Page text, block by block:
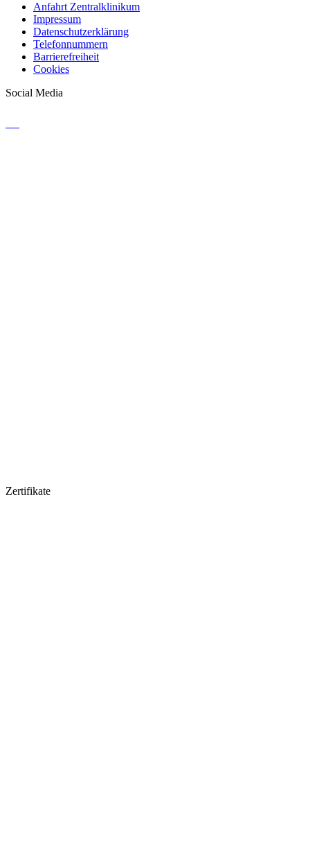
Anfahrt Zentralklinikum
Impressum
Datenschutzerklärung
Telefonnummern
Barrierefreiheit
Cookies
Social Media
Zertifikate